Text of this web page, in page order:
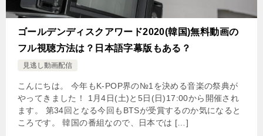
ゴールデンディスクアワード2020(韓国)無料動画の
フル視聴方法は？日本語字幕版もある？
見逃し動画配信
こんにちは。 今年もK-POP界の№1を決める音楽の祭典が
やってきました！ 1月4日(土)と5日(日)17:00から開催され
ます。 第34回となる今回もBTSが受賞するのか気になると
ころです。 韓国の番組なので、日本では […]